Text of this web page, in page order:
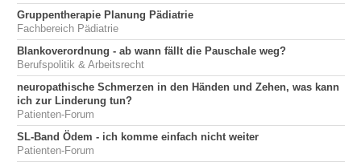
Gruppentherapie Planung Pädiatrie
Fachbereich Pädiatrie
Blankoverordnung - ab wann fällt die Pauschale weg?
Berufspolitik & Arbeitsrecht
neuropathische Schmerzen in den Händen und Zehen, was kann
ich zur Linderung tun?
Patienten-Forum
SL-Band Ödem - ich komme einfach nicht weiter
Patienten-Forum